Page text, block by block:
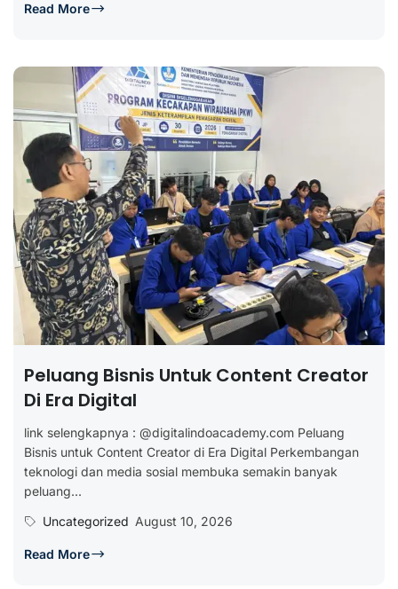
Read More
Peluang Bisnis Untuk Content Creator
Di Era Digital
link selengkapnya : @digitalindoacademy.com Peluang
Bisnis untuk Content Creator di Era Digital Perkembangan
teknologi dan media sosial membuka semakin banyak
peluang...
Uncategorized August 10, 2026
Read More